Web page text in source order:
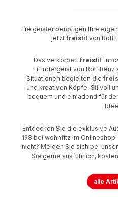
Freigeister benötigen Ihre
jetztfreistil von Rolf
Das verkörpertfreistil.
Erfindergeist von Rolf Benz
Situationen begleiten die
und kreativen Köpfe. Stilvoll
bequem und einladend für
Entdecken Sie die exklusive
198 bei wohnfitz im
nicht? Melden Sie sich bei
Sie gerne ausführlich,
alle